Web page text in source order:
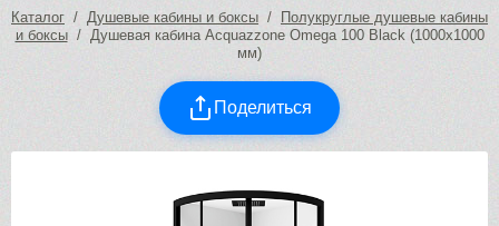
Каталог / Душевые кабины и боксы /
Полукруглые душевые кабины
и боксы/ Душевая кабина Acquazzone Omega 100 Black (1000х1000
мм)
Поделиться